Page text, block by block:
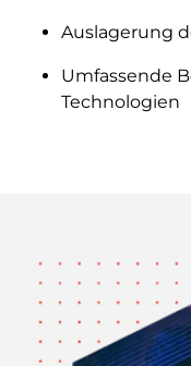
Auslagerung
Umfassende
Technologien